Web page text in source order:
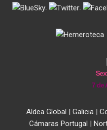
. .
7 de
Aldea Global | Galicia|
Cámaras Portugal |